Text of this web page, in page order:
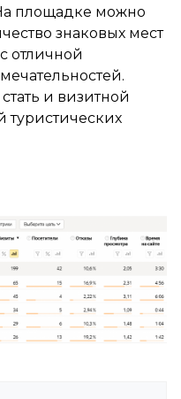
площадке можно
знаковых мест
отличной
и визитной
туристических